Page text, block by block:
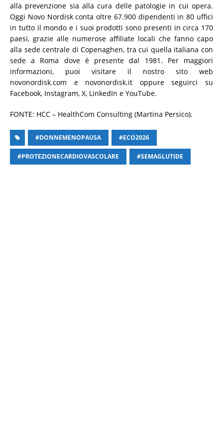
alla prevenzione sia alla cura delle patologie in cui opera.
Oggi Novo Nordisk conta oltre 67.900 dipendenti in 80 uffici
in tutto il mondo e i suoi prodotti sono presenti in circa 170
paesi, grazie alle numerose affiliate locali che fanno capo
alla sede centrale di Copenaghen, tra cui quella italiana con
sede a Roma dove è presente dal 1981. Per maggiori
informazioni, puoi visitare il nostro sito web
novonordisk.com e novonordisk.it oppure seguirci su
Facebook, Instagram, X, LinkedIn e YouTube.
FONTE: HCC – HealthCom Consulting (Martina Persico).
#DONNEMENOPAUSA #ECO2026
#PROTEZIONECARDIOVASCOLARE #SEMAGLUTIDE